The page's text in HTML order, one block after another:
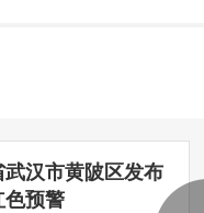
汉市黄陂区发布
预警